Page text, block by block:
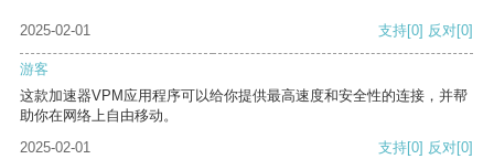
2025-02-01 支持[0] 反对[0]
游客
这款加速器VPM应用程序可以给你提供最高速度和安全性的连接，并帮
助你在网络上自由移动。
2025-02-01
支持[0] 反对[0]